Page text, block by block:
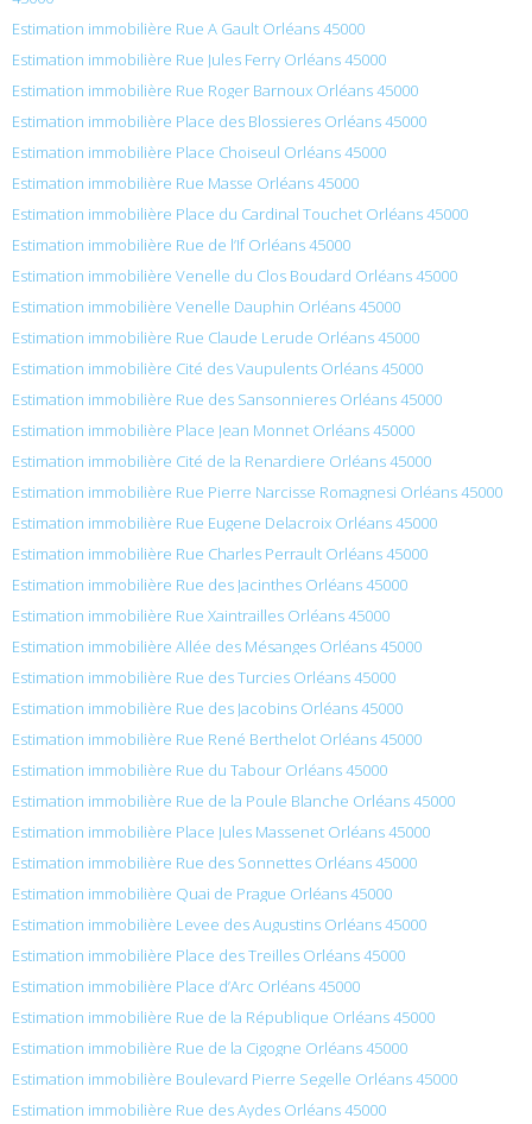
Estimation immobilière Rue A Gault Orléans 45000
Estimation immobilière Rue Jules Ferry Orléans 45000
Estimation immobilière Rue Roger Barnoux Orléans 45000
Estimation immobilière Place des Blossieres Orléans 45000
Estimation immobilière Place Choiseul Orléans 45000
Estimation immobilière Rue Masse Orléans 45000
Estimation immobilière Place du Cardinal Touchet Orléans 45000
Estimation immobilière Rue de l’If Orléans 45000
Estimation immobilière Venelle du Clos Boudard Orléans 45000
Estimation immobilière Venelle Dauphin Orléans 45000
Estimation immobilière Rue Claude Lerude Orléans 45000
Estimation immobilière Cité des Vaupulents Orléans 45000
Estimation immobilière Rue des Sansonnieres Orléans 45000
Estimation immobilière Place Jean Monnet Orléans 45000
Estimation immobilière Cité de la Renardiere Orléans 45000
Estimation immobilière Rue Pierre Narcisse Romagnesi Orléans 45000
Estimation immobilière Rue Eugene Delacroix Orléans 45000
Estimation immobilière Rue Charles Perrault Orléans 45000
Estimation immobilière Rue des Jacinthes Orléans 45000
Estimation immobilière Rue Xaintrailles Orléans 45000
Estimation immobilière Allée des Mésanges Orléans 45000
Estimation immobilière Rue des Turcies Orléans 45000
Estimation immobilière Rue des Jacobins Orléans 45000
Estimation immobilière Rue René Berthelot Orléans 45000
Estimation immobilière Rue du Tabour Orléans 45000
Estimation immobilière Rue de la Poule Blanche Orléans 45000
Estimation immobilière Place Jules Massenet Orléans 45000
Estimation immobilière Rue des Sonnettes Orléans 45000
Estimation immobilière Quai de Prague Orléans 45000
Estimation immobilière Levee des Augustins Orléans 45000
Estimation immobilière Place des Treilles Orléans 45000
Estimation immobilière Place d’Arc Orléans 45000
Estimation immobilière Rue de la République Orléans 45000
Estimation immobilière Rue de la Cigogne Orléans 45000
Estimation immobilière Boulevard Pierre Segelle Orléans 45000
Estimation immobilière Rue des Aydes Orléans 45000